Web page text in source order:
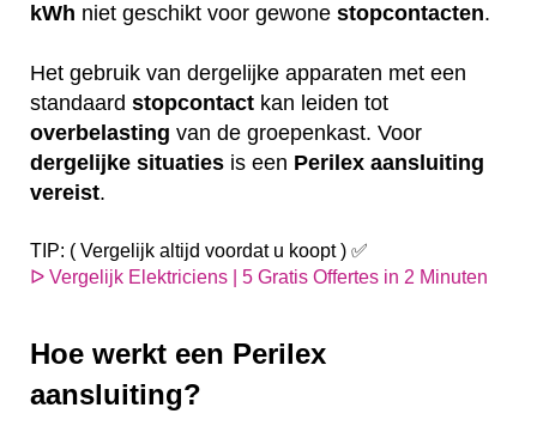
kWh niet geschikt voor gewone stopcontacten.
Het gebruik van dergelijke apparaten met een
standaard stopcontact kan leiden tot
overbelasting van de groepenkast. Voor
dergelijke situaties is een Perilex aansluiting
vereist.
TIP: ( Vergelijk altijd voordat u koopt ) ✅
ᐅ Vergelijk Elektriciens | 5 Gratis Offertes in 2 Minuten
Hoe werkt een Perilex
aansluiting?